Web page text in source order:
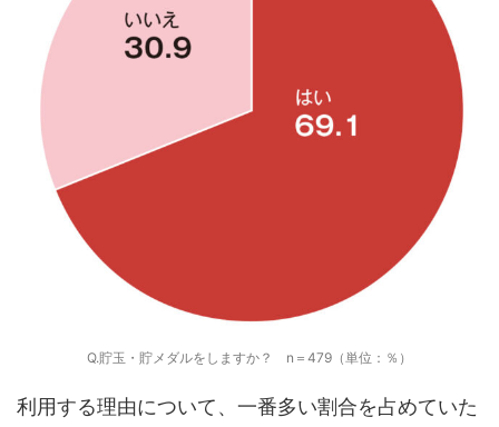
Q.貯玉・貯メダルをしますか？ n＝479（単位：％）
利用する理由について、一番多い割合を占めていた